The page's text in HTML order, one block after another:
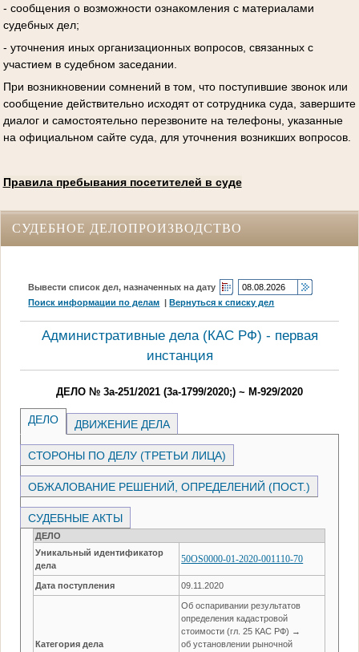
- сообщения о возможности ознакомления с материалами
судебных дел;
- уточнения иных организационных вопросов, связанных с
участием в судебном заседании.
При возникновении сомнений в том, что поступившие звонок или
сообщение действительно исходят от сотрудника суда, завершите
диалог и самостоятельно перезвоните на телефоны, указанные
на официальном сайте суда, для уточнения возникших вопросов.
Правила пребывания посетителей в суде
СУДЕБНОЕ ДЕЛОПРОИЗВОДСТВО
Вывести список дел, назначенных на дату
Поиск информации по делам |Вернуться к списку дел
Административные дела (КАC РФ) - первая
инстанция
ДЕЛО № 3а-251/2021 (3а-1799/2020;) ~ М-929/2020
ДЕЛО ДВИЖЕНИЕ ДЕЛА
СТОРОНЫ ПО ДЕЛУ (ТРЕТЬИ ЛИЦА)
ОБЖАЛОВАНИЕ РЕШЕНИЙ, ОПРЕДЕЛЕНИЙ (ПОСТ.)
СУДЕБНЫЕ АКТЫ
ДЕЛО
Уникальный идентификатор
дела
50OS0000-01-2020-001110-70
Дата поступления 09.11.2020
Категория дела
Об оспаривании результатов
определения кадастровой
стоимости (гл. 25 КАС РФ) →
об установлении рыночной